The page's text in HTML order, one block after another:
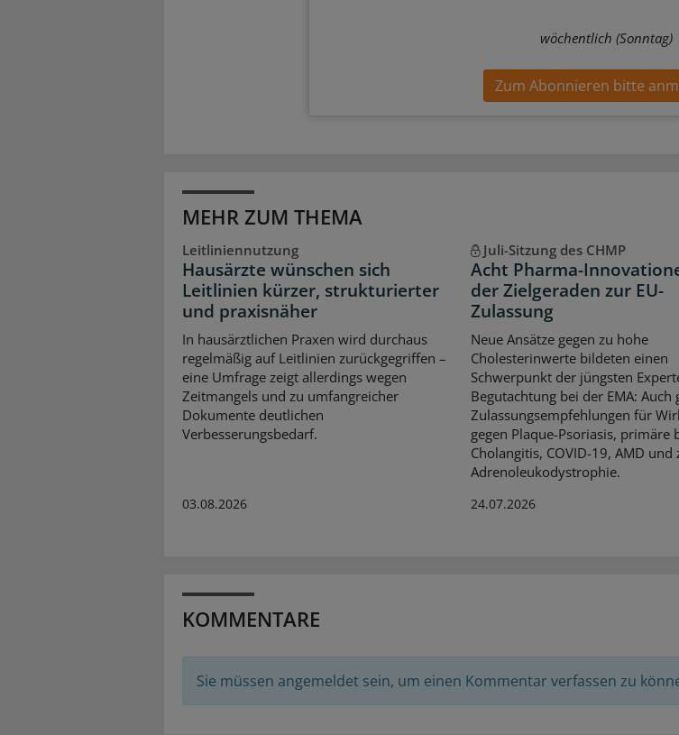
wöchentlich (Sonntag)
Zum Abonnieren bitte
MEHR ZUM THEMA
Leitliniennutzung
Hausärzte wünschen sich
Leitlinien kürzer, strukturierter
und praxisnäher
In hausärztlichen Praxen wird durchaus
regelmäßig auf Leitlinien zurückgegriffen –
eine Umfrage zeigt allerdings wegen
Zeitmangels und zu umfangreicher
Dokumente deutlichen
Verbesserungsbedarf.
03.08.2026
Juli-Sitzung des CHMP
Acht Pharma-
der Zielgeraden zur EU-
Zulassung
Neue Ansätze gegen zu hohe
Cholesterinwerte bildeten einen
Schwerpunkt der jüngsten
Begutachtung bei der EMA: Auch
Zulassungsempfehlungen für
gegen Plaque-Psoriasis, primäre
Cholangitis, COVID-19, AMD und
Adrenoleukodystrophie.
24.07.2026
KOMMENTARE
Sie müssen angemeldet sein, um einen Kommentar verfassen zu